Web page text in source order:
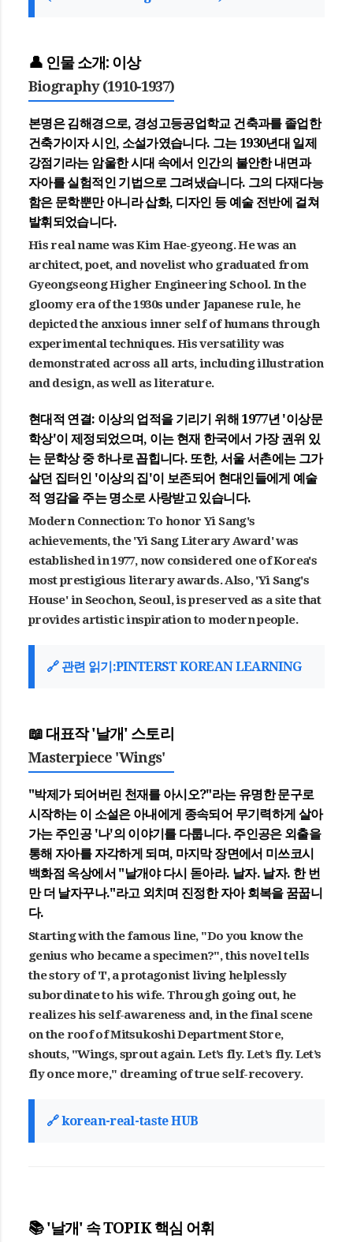
👤 인물 소개: 이상
Biography (1910-1937)
본명은 김해경으로, 경성고등공업학교 건축과를 졸업한
건축가이자 시인, 소설가였습니다. 그는 1930년대 일제
강점기라는 암울한 시대 속에서 인간의 불안한 내면과
자아를 실험적인 기법으로 그려냈습니다. 그의 다재다능
함은 문학뿐만 아니라 삽화, 디자인 등 예술 전반에 걸쳐
발휘되었습니다.
His real name was Kim Hae-gyeong. He was an
architect, poet, and novelist who graduated from
Gyeongseong Higher Engineering School. In the
gloomy era of the 1930s under Japanese rule, he
depicted the anxious inner self of humans through
experimental techniques. His versatility was
demonstrated across all arts, including illustration
and design, as well as literature.
현대적 연결: 이상의 업적을 기리기 위해 1977년 '이상문
학상'이 제정되었으며, 이는 현재 한국에서 가장 권위 있
는 문학상 중 하나로 꼽힙니다. 또한, 서울 서촌에는 그가
살던 집터인 '이상의 집'이 보존되어 현대인들에게 예술
적 영감을 주는 명소로 사랑받고 있습니다.
Modern Connection: To honor Yi Sang's
achievements, the'Yi Sang Literary Award'was
established in 1977, now considered one of Korea's
most prestigious literary awards. Also, 'Yi Sang's
House'in Seochon, Seoul, is preserved as a site that
provides artistic inspiration to modern people.
🔗 관련 읽기:PINTERST KOREAN LEARNING
📖 대표작 '날개' 스토리
Masterpiece 'Wings'
"박제가 되어버린 천재를 아시오?"라는 유명한 문구로
시작하는 이 소설은 아내에게 종속되어 무기력하게 살아
가는 주인공 '나'의 이야기를 다룹니다. 주인공은 외출을
통해 자아를 자각하게 되며, 마지막 장면에서 미쓰코시
백화점 옥상에서 "날개야 다시 돋아라. 날자. 날자. 한 번
만 더 날자꾸나."라고 외치며 진정한 자아 회복을 꿈꿉니
다.
Starting with the famous line, "Do you know the
genius who became a specimen?", this novel tells
the story of 'I', a protagonist living helplessly
subordinate to his wife. Through going out, he
realizes his self-awareness and, in the final scene
on the roof of Mitsukoshi Department Store,
shouts, "Wings, sprout again. Let’s fly. Let’s fly. Let’s
fly once more," dreaming of true self-recovery.
🔗 korean-real-taste HUB
📚 '날개' 속 TOPIK 핵심 어휘